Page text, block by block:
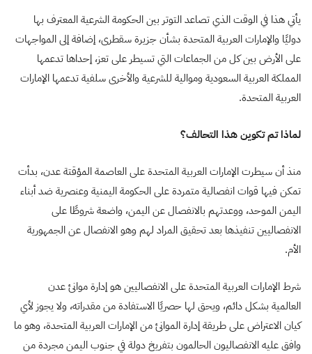
يأتي هذا في الوقت الذي تصاعد التوتر بين الحكومة الشرعية المعترف بها
دوليًا والإمارات العربية المتحدة بشأن جزيرة سقطرى، إضافة إلى المواجهات
على الأرض بين كل من الجماعات التي تسيطر على تعز، إحداها تدعمها
المملكة العربية السعودية وموالية للشرعية والأخرى سلفية تدعمها الإمارات
العربية المتحدة.
لماذا تم تكوين هذا التحالف؟
منذ أن سيطرت الإمارات العربية المتحدة على العاصمة المؤقتة عدن، بدأت
تمكن فيها قوات انفصالية متمردة على الحكومة اليمنية وعنصرية ضد أبناء
اليمن الموحد، ووعدتهم بالانفصال عن اليمن، واضعة شروطًا على
الانفصاليين تنفيذها بعد تحقيق المراد لهم وهو الانفصال عن الجمهورية
الأم.
شرط الإمارات العربية المتحدة على الانفصاليين هو إدارة موانئ عدن
العالمية بشكل دائم، ويحق لها حصريًا الاستفادة من مقدراته، ولا يجوز لأي
كيان الاعتراض على طريقة إدارة الموانئ من الإمارات العربية المتحدة، وهو ما
وافق عليه الانفصاليون الحالمون بتفريخ دولة في جنوب اليمن مجردة من